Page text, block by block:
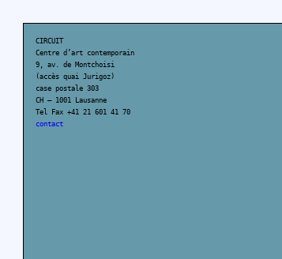
CIRCUIT
Centre d’art contemporain
9, av. de Montchoisi
(accès quai Jurigoz)
case postale 303
CH – 1001 Lausanne
Tel Fax +41 21 601 41 70
contact